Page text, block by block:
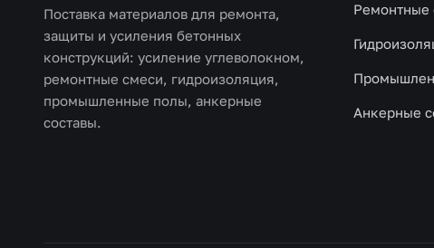
Поставка материалов для ремонта,
защиты и усиления бетонных
конструкций: усиление углеволокном,
ремонтные смеси, гидроизоляция,
промышленные полы, анкерные
составы.
Ремонтные
Анкерные